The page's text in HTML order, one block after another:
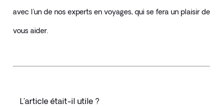
avec l'un de nos experts en voyages, qui se fera un plaisir de
vous aider.
L'article était-il utile ?